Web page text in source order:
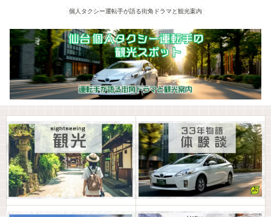
個人タクシー運転手が語る街角ドラマと観光案内